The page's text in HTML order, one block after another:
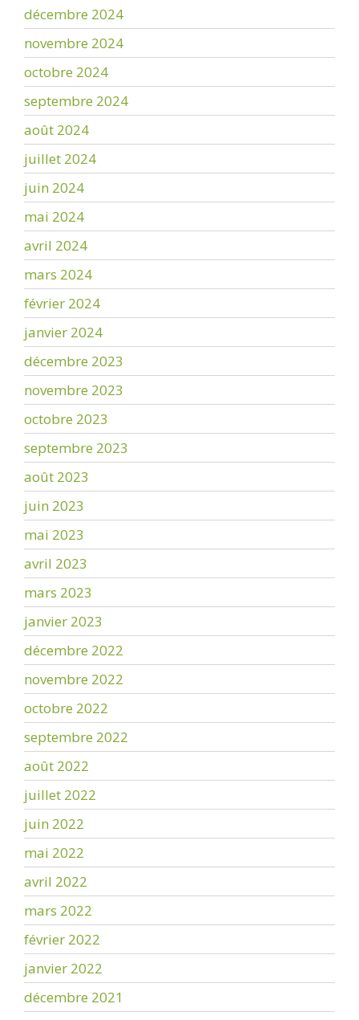
décembre 2024
novembre 2024
octobre 2024
septembre 2024
août 2024
juillet 2024
juin 2024
mai 2024
avril 2024
mars 2024
février 2024
janvier 2024
décembre 2023
novembre 2023
octobre 2023
septembre 2023
août 2023
juin 2023
mai 2023
avril 2023
mars 2023
janvier 2023
décembre 2022
novembre 2022
octobre 2022
septembre 2022
août 2022
juillet 2022
juin 2022
mai 2022
avril 2022
mars 2022
février 2022
janvier 2022
décembre 2021